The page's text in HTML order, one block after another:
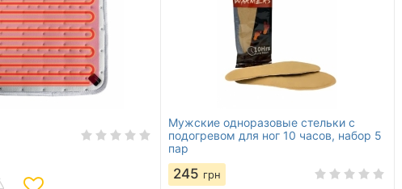
Мужские одноразовые стельки с
подогревом для ног 10 часов, набор 5
пар
245 грн